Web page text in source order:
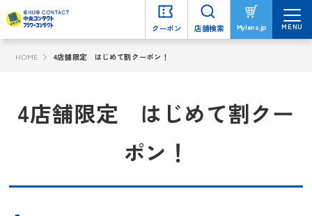
クーポン 店舗検索 Mylens.jp MENU
HOME 4店舗限定 はじめて割クーポン！
4店舗限定 はじめて割クー
ポン！
クーポン 店舗検索 Mylens.jp MENU